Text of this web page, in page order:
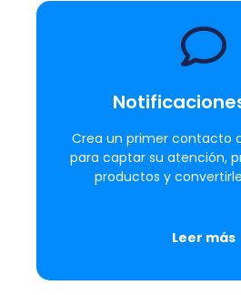
Crea un primer contacto
para captar su atención,
productos y
Leer más